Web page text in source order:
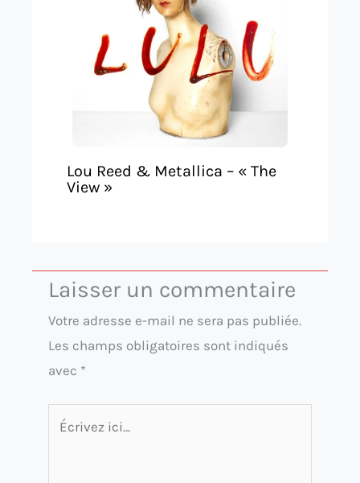
Lou Reed & Metallica – « The
View »
Laisser un commentaire
Votre adresse e-mail ne sera pas publiée.
Les champs obligatoires sont indiqués
avec *
Écrivez